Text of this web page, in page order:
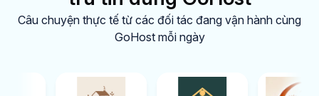
Câu chuyện thực tế từ các đối tác đang vận hành cùng
GoHost mỗi ngày